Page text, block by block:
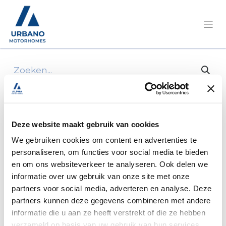
Deze website maakt gebruik van cookies
We gebruiken cookies om content en advertenties te
personaliseren, om functies voor social media te bieden
en om ons websiteverkeer te analyseren. Ook delen we
informatie over uw gebruik van onze site met onze
partners voor social media, adverteren en analyse. Deze
partners kunnen deze gegevens combineren met andere
informatie die u aan ze heeft verstrekt of die ze hebben
Alle producten
Chausson 627 GA Ultimate Ford 170Pk/Cv aut.